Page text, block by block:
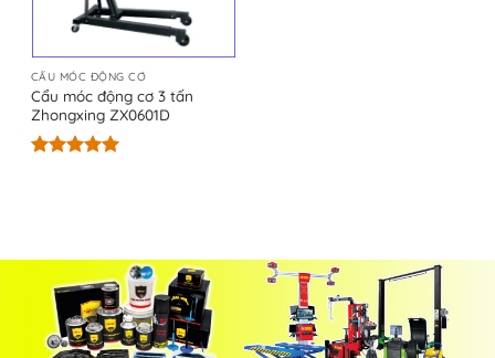
CẨU MÓC ĐỘNG CƠ
Cẩu móc động cơ 3 tấn
Zhongxing ZX0601D